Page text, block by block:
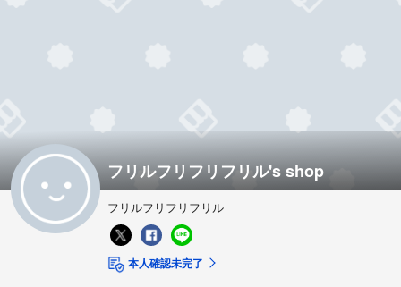
フリルフリフリフリル's shop
フリルフリフリフリル
本人確認未完了